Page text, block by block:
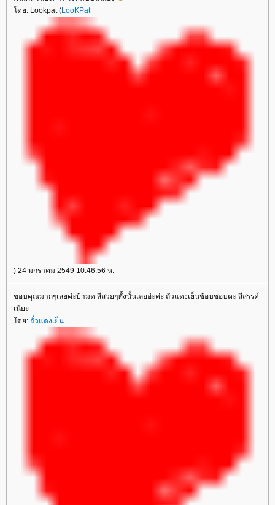
ดย: Lookpat (LooKPat
) 24 มกราคม 2549 10:46:56 น.
ขอบคุณมากๆเลยค่ะป้ามด สีสวยๆทั้งนั้นเลยอ่ะค่ะ ถั่วแดงเย็นช้อบชอบคะ สีสรรค์
เนี่ยะ
ดย: ถั่วแดงเย็น